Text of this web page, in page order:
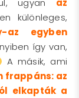
ugyan az
különleges,
az egyben
így van,
A másik, ami
frappáns: az
elkapták a